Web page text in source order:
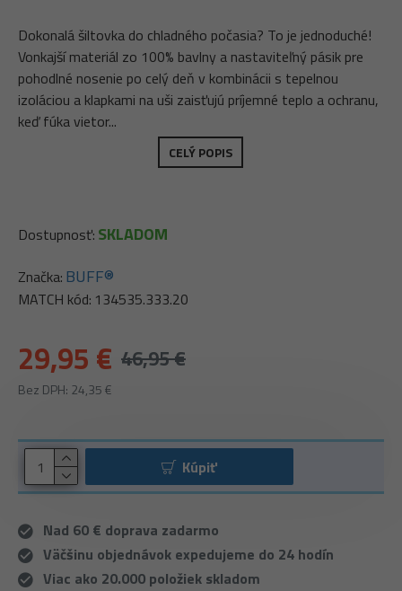
Dokonalá šiltovka do chladného počasia? To je jednoduché!
Vonkajší materiál zo 100% bavlny a nastaviteľný pásik pre
pohodlné nosenie po celý deň v kombinácii s tepelnou
izoláciou a klapkami na uši zaisťujú príjemné teplo a ochranu,
keď fúka vietor...
CELÝ POPIS
29,95 € 46,95 €
Bez DPH: 24,35 €
Dostupnosť: SKLADOM
Značka: BUFF®
MATCH kód: 134535.333.20
Kúpiť
Nad 60 € doprava zadarmo
Väčšinu objednávok expedujeme do 24 hodín
Viac ako 20.000 položiek skladom